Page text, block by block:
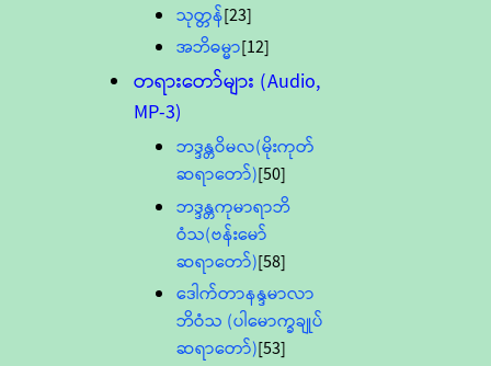
သုတ္တန်[23]
အဘိဓမ္မာ[12]
တရားတော်များ (Audio,
MP-3)
ဘဒ္ဒန္တဝိမလ(မိုးကုတ်
ဆရာတော်)[50]
ဘဒ္ဒန္တကုမာရာဘိ
ဝံသ(ဗန်းမော်
ဆရာတော်)[58]
ဒေါက်တာနန္ဒမာလာ
ဘိဝံသ (ပါမောက္ခချုပ်
ဆရာတော်)[53]